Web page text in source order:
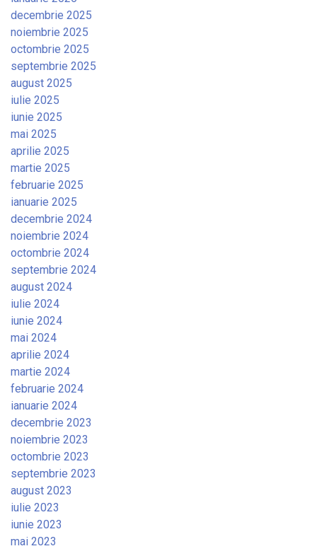
decembrie 2025
noiembrie 2025
octombrie 2025
septembrie 2025
august 2025
iulie 2025
iunie 2025
mai 2025
aprilie 2025
martie 2025
februarie 2025
ianuarie 2025
decembrie 2024
noiembrie 2024
octombrie 2024
septembrie 2024
august 2024
iulie 2024
iunie 2024
mai 2024
aprilie 2024
martie 2024
februarie 2024
ianuarie 2024
decembrie 2023
noiembrie 2023
octombrie 2023
septembrie 2023
august 2023
iulie 2023
iunie 2023
mai 2023